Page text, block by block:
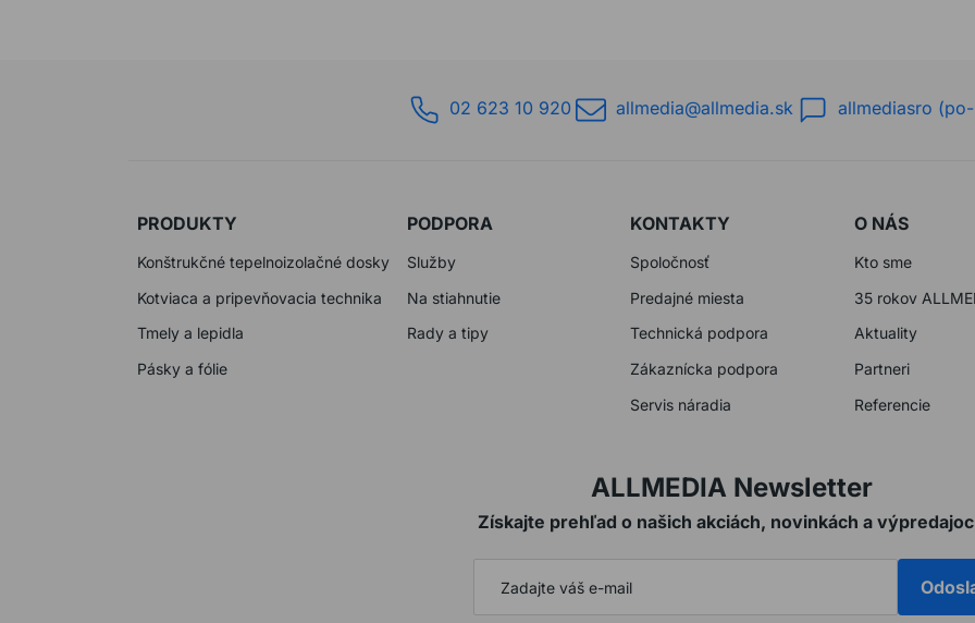
02 623 10 920 allmedia@allmedia.sk allmediasro
PRODUKTY
Konštrukčné tepelnoizolačné dosky
Kotviaca a pripevňovacia technika
Tmely a lepidla
Pásky a fólie
PODPORA
Služby
Na stiahnutie
Rady a tipy
KONTAKTY
Spoločnosť
Predajné miesta
Technická podpora
Zákaznícka podpora
Servis náradia
O NÁS
Kto sme
35 rokov
Aktuality
Partneri
Referencie
ALLMEDIA Newsletter
Získajte prehľad o našich akciách, novinkách a